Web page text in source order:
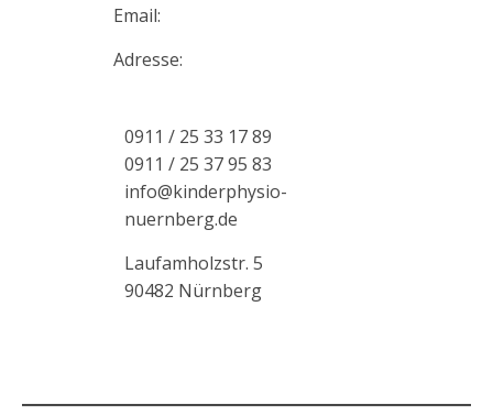
Email:
Adresse:
0911 / 25 33 17 89
0911 / 25 37 95 83
info@kinderphysio-
nuernberg.de
Laufamholzstr. 5
90482 Nürnberg